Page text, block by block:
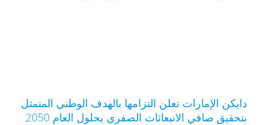
الإمارات تعلن التزامها بالهدف الوطني المتمثل
صافي الانبعاثات الصفري بحلول العام 2050